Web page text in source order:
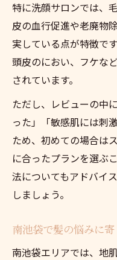
特に洗顔サロンでは、
皮の血行促進や老廃物
実している点が特徴で
頭皮のにおい、フケな
されています。
ただし、レビューの中
った」「敏感肌には刺
ため、初めての場合は
に合ったプランを選ぶ
法についてもアドバイ
しましょう。
南池袋で髪の悩みに
南池袋エリアでは、地